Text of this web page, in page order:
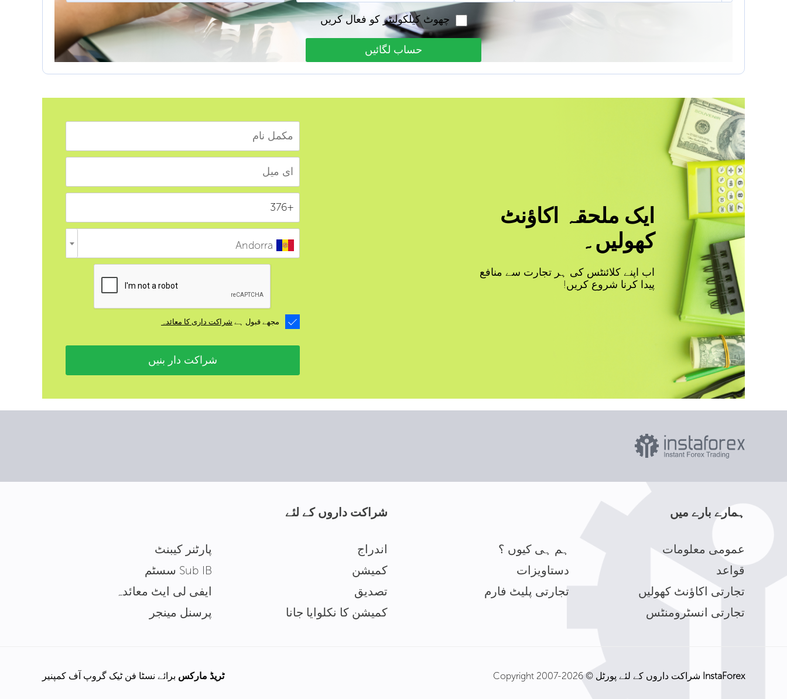
چھوٹ کیلکولیٹر کو فعال کریں
حساب لگائیں
ایک ملحقہ اکاؤنٹ
کھولیں۔
اب اپنے کلائنٹس کی ہر تجارت سے منافع
پیدا کرنا شروع کریں!
Andorra
مجھے قبول ہے شراکت داری کا معائدہ
شراکت دار بنیں
ہمارے بارے میں
عمومی معلومات
ہم ہی کیوں ؟
قواعد
دستاویزات
تجارتی اکاؤنٹ کھولیں
تجارتی پلیٹ فارم
تجارتی انسٹرومنٹس
شراکت داروں کے لئے
اندراج
پارٹنر کیبنٹ
کمیشن
Sub IB سسٹم
تصدیق
ایفی لی ایٹ معائدہ
کمیشن کا نکلوایا جانا
پرسنل مینجر
InstaForex شراکت داروں کے لئے پورٹل © Copyright 2007-2026 ٹریڈ مارکس برائے نسٹا فن ٹیک گروپ آف کمپنیر